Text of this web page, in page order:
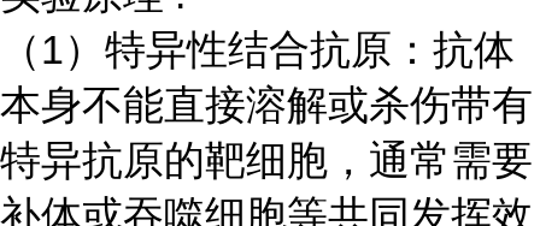
（1）特异性结合抗原：抗体
本身不能直接溶解或杀伤带有
特异抗原的靶细胞，通常需要
补体或吞噬细胞等共同发挥效